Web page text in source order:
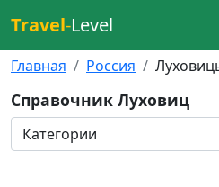
Travel-Level
Главная Россия
Справочник Луховиц